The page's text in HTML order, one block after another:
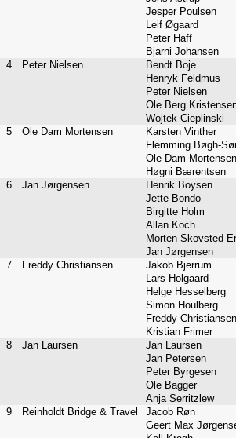
Jesper Poulsen
Leif Øgaard
Peter Haff
Bjarni Johansen
4
Peter Nielsen Bendt Boje
Henryk Feldmus
Peter Nielsen
Ole Berg
Wojtek Cieplinski
5
Ole Dam Mortensen Karsten Vinther
Flemming Bøgh-
Ole Dam
Høgni Bærentsen
6
Jan Jørgensen Henrik Boysen
Jette Bondo
Birgitte Holm
Allan Koch
Morten Skovsted
Jan Jørgensen
7
Freddy Christiansen Jakob Bjerrum
Lars Holgaard
Helge Hesselberg
Simon Houlberg
Freddy
Kristian Frimer
8
Jan Laursen Jan Laursen
Jan Petersen
Peter Byrgesen
Ole Bagger
Anja Serritzlew
9
Reinholdt Bridge & Travel Jacob Røn
Geert Max